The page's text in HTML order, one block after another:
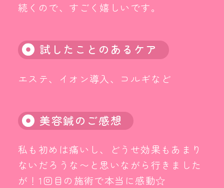
続くので、すごく嬉しいです。
試したことのあるケア
エステ、イオン導入、コルギなど
美容鍼のご感想
私も初めは痛いし、どうせ効果もあまり
ないだろうな〜と思いながら行きました
が！1回目の施術で本当に感動☆